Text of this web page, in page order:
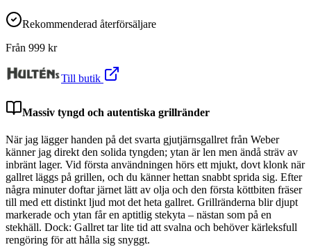
Rekommenderad återförsäljare
Från 999 kr
Till butik
Massiv tyngd och autentiska grillränder
När jag lägger handen på det svarta gjutjärnsgallret från Weber
känner jag direkt den solida tyngden; ytan är len men ändå sträv av
inbränt lager. Vid första användningen hörs ett mjukt, dovt klonk när
gallret läggs på grillen, och du känner hettan snabbt sprida sig. Efter
några minuter doftar järnet lätt av olja och den första köttbiten fräser
till med ett distinkt ljud mot det heta gallret. Grillränderna blir djupt
markerade och ytan får en aptitlig stekyta – nästan som på en
stekhäll. Dock: Gallret tar lite tid att svalna och behöver kärleksfull
rengöring för att hålla sig snyggt.